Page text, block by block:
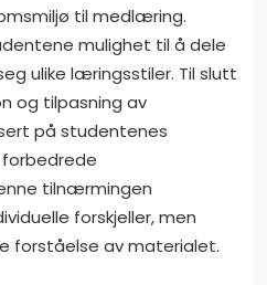
til medlæring.
mulighet til å dele
ulike læringsstiler. Til slutt
og tilpasning av
på studentenes
tilnærmingen
forskjeller, men
forståelse av materialet.